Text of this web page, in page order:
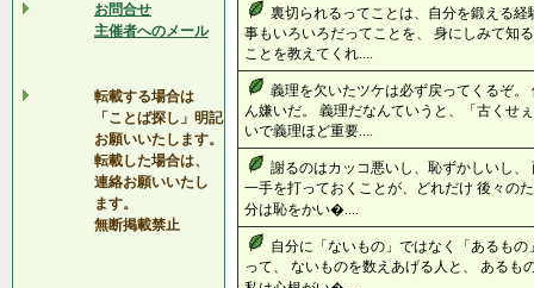
お問合せ
主催者へのメール
転載する場合は
「ことば探し」明記
お願いいたします。
転載した場合は、
連絡お願いいたし
ます。
無断掲載禁止
裏切られるってことは、自分を鍛える
事もいろいろだってことを、 身にしみて知
ことを教えてくれ....
義理を欠いたツケは必ず戻ってくるぞ
ん嫌いだ。 義理だなんていうと、「古くせ
いで義理ほど重要....
謝るのはカッコ悪いし、恥ずかしいし
一手を打っておくことが、どれだけ 後々の
分は恥をかい�....
自分に「ないもの」ではなく「あるも
って、 ないものを数えあげる人と、 あるも